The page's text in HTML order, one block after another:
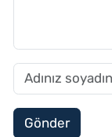
Gönder